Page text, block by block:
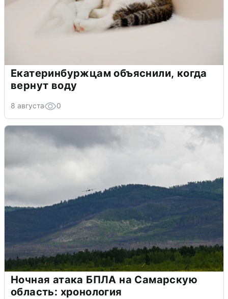
Екатеринбуржцам объяснили, когда
вернут воду
8 августа 0
Ночная атака БПЛА на Самарскую
область: хронология